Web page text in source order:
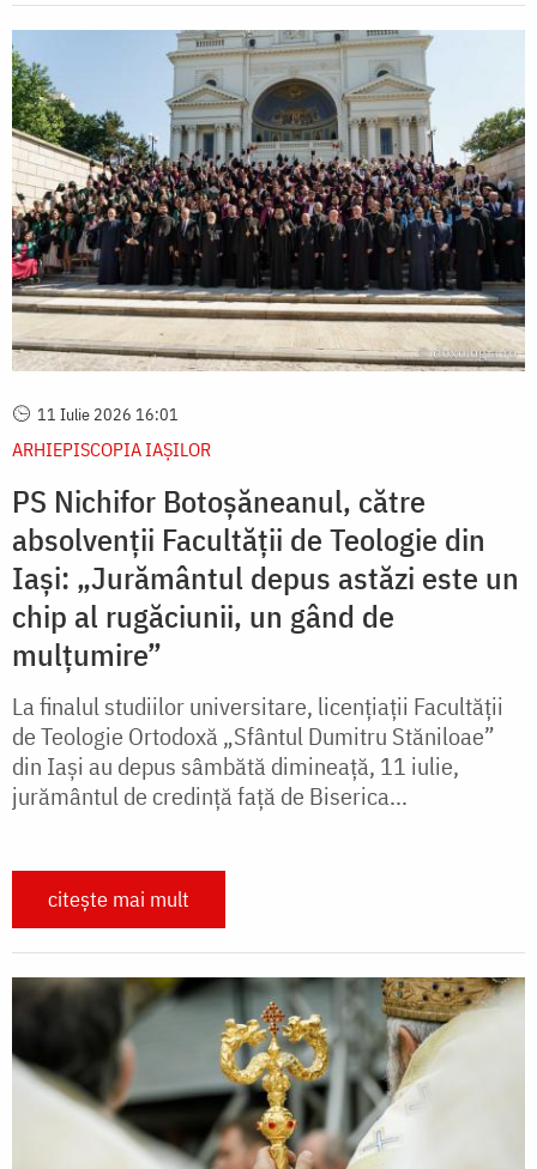
11 Iulie 2026 16:01
ARHIEPISCOPIA IAŞILOR
PS Nichifor Botoșăneanul, către
absolvenții Facultății de Teologie din
Iași: „Jurământul depus astăzi este un
chip al rugăciunii, un gând de
mulțumire”
La finalul studiilor universitare, licențiații Facultății
de Teologie Ortodoxă „Sfântul Dumitru Stăniloae”
din Iași au depus sâmbătă dimineață, 11 iulie,
jurământul de credință față de Biserica...
citește mai mult